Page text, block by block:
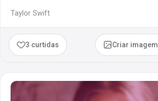
Taylor Swift
3 curtidas Criar imagem